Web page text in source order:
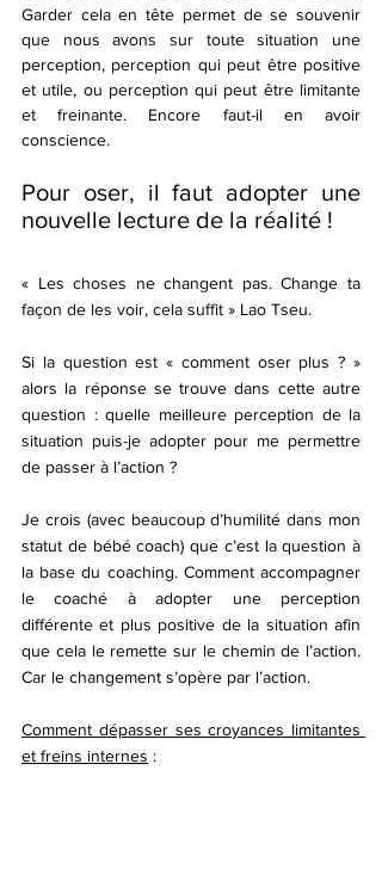
Garder cela en tête permet de se souvenir
que nous avons sur toute situation une
perception, perception qui peut être positive
et utile, ou perception qui peut être limitante
et freinante. Encore faut-il en avoir
conscience.
Pour oser, il faut adopter une
nouvelle lecture de la réalité !
« Les choses ne changent pas. Change ta
façon de les voir, cela suffit » Lao Tseu.
Si la question est « comment oser plus ? »
alors la réponse se trouve dans cette autre
question : quelle meilleure perception de la
situation puis-je adopter pour me permettre
de passer à l’action ?
Je crois (avec beaucoup d’humilité dans mon
statut de bébé coach) que c’est la question à
la base du coaching. Comment accompagner
le coaché à adopter une perception
différente et plus positive de la situation afin
que cela le remette sur le chemin de l’action.
Car le changement s’opère par l’action.
Comment dépasser ses croyances limitantes
et freins internes :